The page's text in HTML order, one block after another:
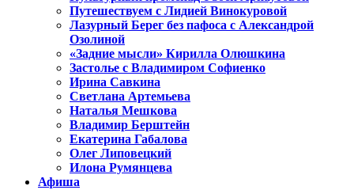
Путешествуем с Лидией Винокуровой
Лазурный Берег без пафоса с Александрой
Озолиной
«Задние мысли» Кирилла Олюшкина
Застолье с Владимиром Софиенко
Ирина Савкина
Светлана Артемьева
Наталья Мешкова
Владимир Берштейн
Екатерина Габалова
Олег Липовецкий
Илона Румянцева
Афиша